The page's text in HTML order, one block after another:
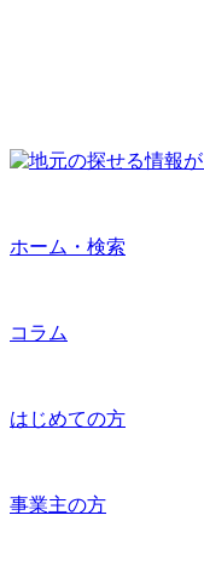
ホーム・検索
コラム
はじめての方
事業主の方